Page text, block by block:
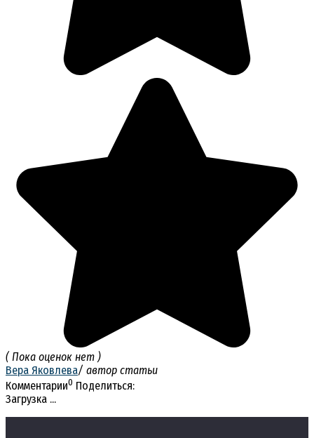
( Пока оценок нет )
Вера Яковлева/ автор статьи
Комментарии0 Поделиться:
Загрузка ...